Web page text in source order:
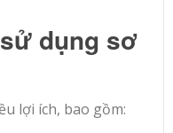
dụng sơ
lợi ích, bao gồm: